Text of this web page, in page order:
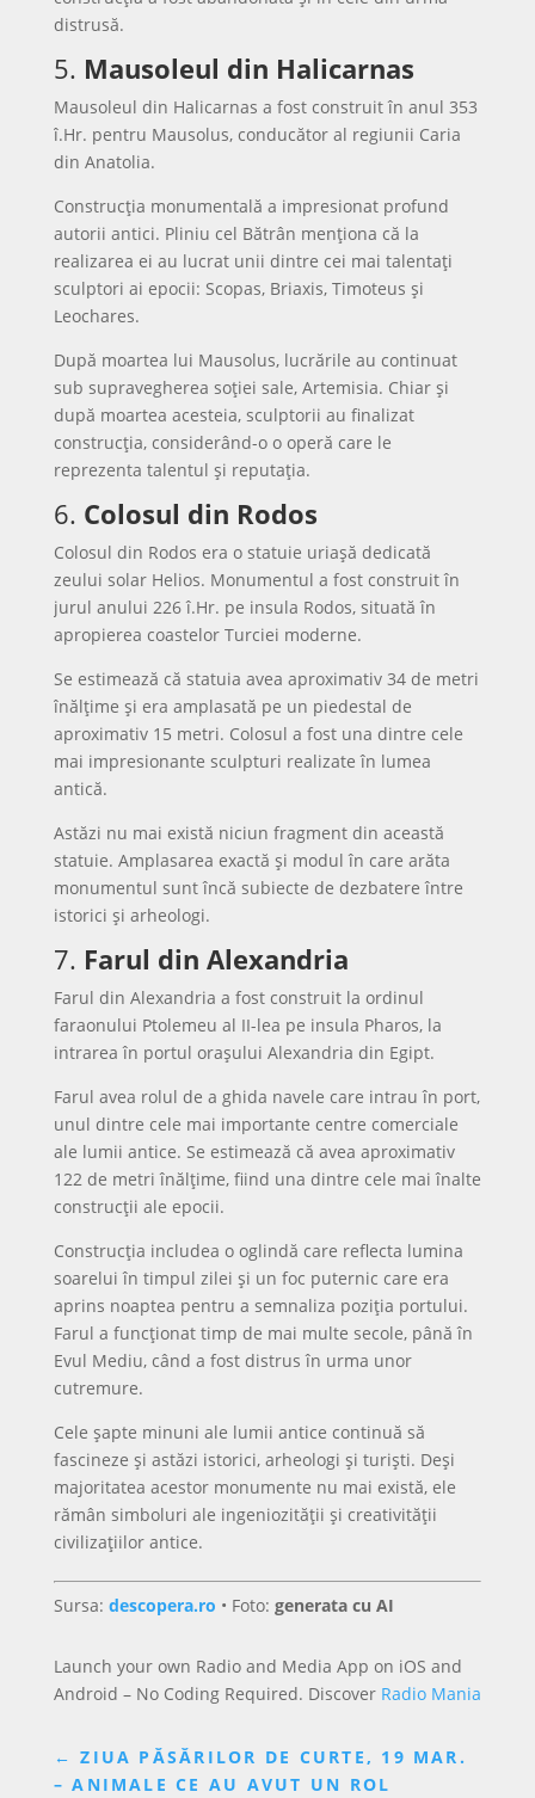
distrusă.
5. Mausoleul din Halicarnas
Mausoleul din Halicarnas a fost construit în anul 353
î.Hr. pentru Mausolus, conducător al regiunii Caria
din Anatolia.
Construcția monumentală a impresionat profund
autorii antici. Pliniu cel Bătrân menționa că la
realizarea ei au lucrat unii dintre cei mai talentați
sculptori ai epocii: Scopas, Briaxis, Timoteus și
Leochares.
După moartea lui Mausolus, lucrările au continuat
sub supravegherea soției sale, Artemisia. Chiar și
după moartea acesteia, sculptorii au finalizat
construcția, considerând-o o operă care le
reprezenta talentul și reputația.
6. Colosul din Rodos
Colosul din Rodos era o statuie uriașă dedicată
zeului solar Helios. Monumentul a fost construit în
jurul anului 226 î.Hr. pe insula Rodos, situată în
apropierea coastelor Turciei moderne.
Se estimează că statuia avea aproximativ 34 de metri
înălțime și era amplasată pe un piedestal de
aproximativ 15 metri. Colosul a fost una dintre cele
mai impresionante sculpturi realizate în lumea
antică.
Astăzi nu mai există niciun fragment din această
statuie. Amplasarea exactă și modul în care arăta
monumentul sunt încă subiecte de dezbatere între
istorici și arheologi.
7. Farul din Alexandria
Farul din Alexandria a fost construit la ordinul
faraonului Ptolemeu al II-lea pe insula Pharos, la
intrarea în portul orașului Alexandria din Egipt.
Farul avea rolul de a ghida navele care intrau în port,
unul dintre cele mai importante centre comerciale
ale lumii antice. Se estimează că avea aproximativ
122 de metri înălțime, fiind una dintre cele mai înalte
construcții ale epocii.
Construcția includea o oglindă care reflecta lumina
soarelui în timpul zilei și un foc puternic care era
aprins noaptea pentru a semnaliza poziția portului.
Farul a funcționat timp de mai multe secole, până în
Evul Mediu, când a fost distrus în urma unor
cutremure.
Cele șapte minuni ale lumii antice continuă să
fascineze și astăzi istorici, arheologi și turiști. Deși
majoritatea acestor monumente nu mai există, ele
rămân simboluri ale ingeniozității și creativității
civilizațiilor antice.
Sursa: descopera.ro • Foto: generata cu AI
Launch your own Radio and Media App on iOS and
Android – No Coding Required. Discover Radio Mania
←ZIUA PĂSĂRILOR DE CURTE, 19 MAR.
– ANIMALE CE AU AVUT UN ROL